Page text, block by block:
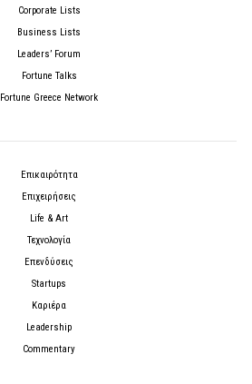
Corporate Lists
Business Lists
Leaders’ Forum
Fortune Talks
Fortune Greece Network
Επικαιρότητα
Επιχειρήσεις
Life & Art
Τεχνολογία
Επενδύσεις
Startups
Καριέρα
Leadership
Commentary